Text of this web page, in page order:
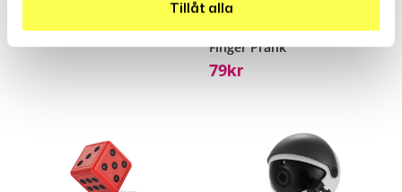
Tillåt alla
Finger Prank
79Kr